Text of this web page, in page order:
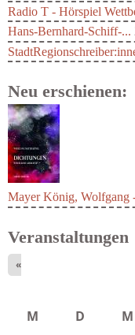
Radio T - Hörspiel
Hans-Bernhard-Schiff-...
Neu erschienen:
Mayer König, Wolfgang
Veranstaltungen
«
M D M